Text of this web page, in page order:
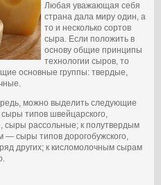
Любая уважающая себя
страна дала миру один, а
то и несколько сортов
сыра. Если положить в
основу общие принципы
технологии сыров, то
основные группы: твердые,
можно выделить следующие
типов швейцарского,
сыры рассольные; к полутвердым
— сыры типов дорогобужского,
других; к кисломолочным сырам